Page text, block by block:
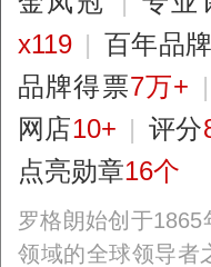
x119 | 百年品
品牌得票7万+
网店10+ | 评分
点亮勋章16个
罗格朗始创于
领域的全球领导者